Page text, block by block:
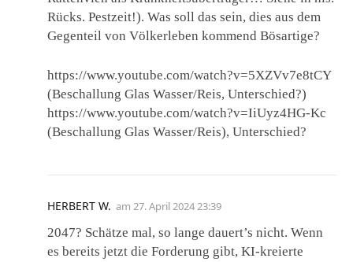
Rücks. Pestzeit!). Was soll das sein, dies aus dem
Gegenteil von Völkerleben kommend Bösartige?
https://www.youtube.com/watch?v=5XZVv7e8tCY
(Beschallung Glas Wasser/Reis, Unterschied?)
https://www.youtube.com/watch?v=IiUyz4HG-Kc
(Beschallung Glas Wasser/Reis), Unterschied?
HERBERT W. am 27. April 2024 23:39
2047? Schätze mal, so lange dauert’s nicht. Wenn
es bereits jetzt die Forderung gibt, KI-kreierte